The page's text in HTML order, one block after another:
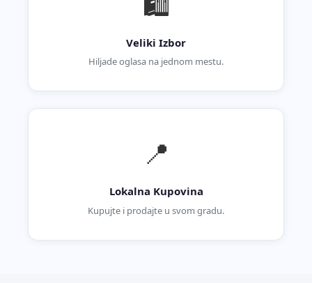
Veliki Izbor
Hiljade oglasa na jednom mestu.
📍
Lokalna Kupovina
Kupujte i prodajte u svom gradu.